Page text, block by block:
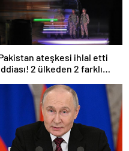
ateşkesi ihlal etti
2 ülkeden 2 farklı